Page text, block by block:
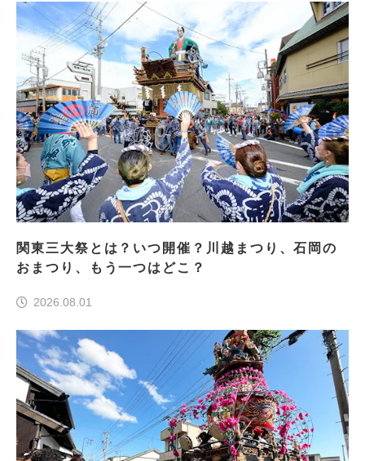
関東三大祭とは？いつ開催？川越まつり、石岡の
おまつり、もう一つはどこ？
2026.08.01